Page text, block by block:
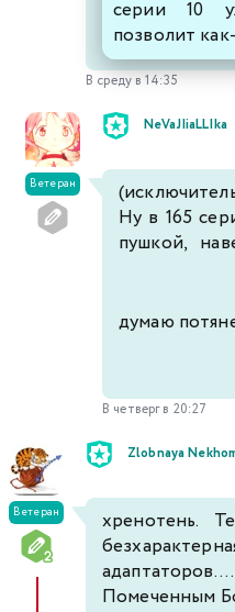
серии 10
позволит
В среду в 14:35
Ветеран
NeVaJIiaLLIka
Ну в 165
пушкой,
думаю
В четверг в 20:27
Ветеран
Zlobnaya
хренотень.
Помеченным